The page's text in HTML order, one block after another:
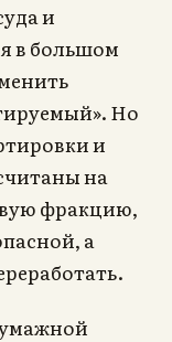
и
в большом
Но
и
на
фракцию,
а